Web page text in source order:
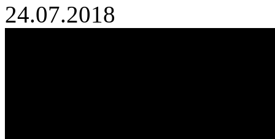
24.07.2018